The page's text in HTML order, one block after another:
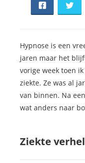
Hypnose is een
jaren maar het
vorige week toen
ziekte. Ze was al
van binnen. Na
wat anders naar
Ziekte